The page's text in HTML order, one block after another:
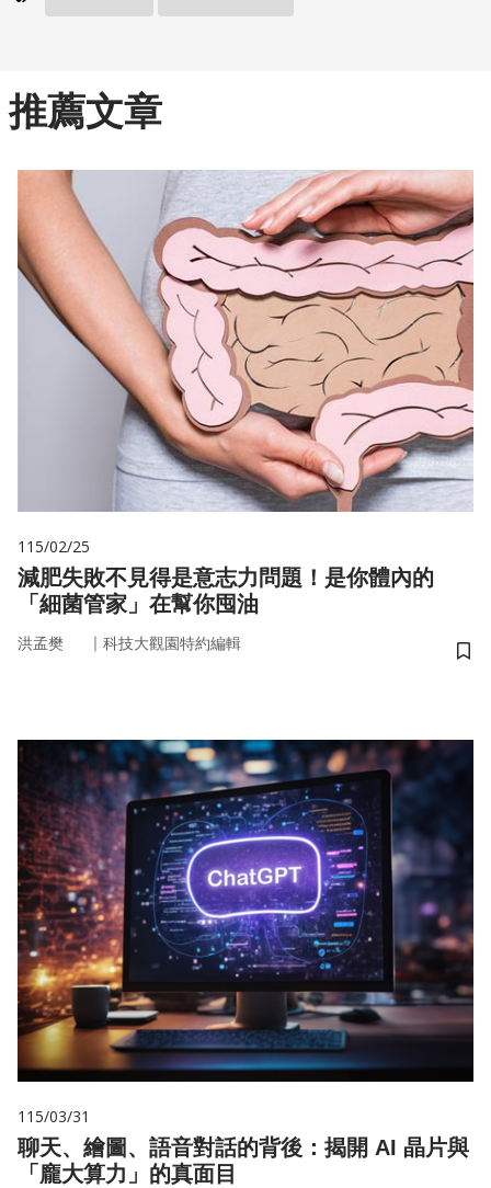
推薦文章
115/02/25
減肥失敗不見得是意志力問題！是你體內的
「細菌管家」在幫你囤油
洪孟樊 ｜ 科技大觀園特約編輯
儲
115/03/31
聊天、繪圖、語音對話的背後：揭開 AI 晶片與
「龐大算力」的真面目